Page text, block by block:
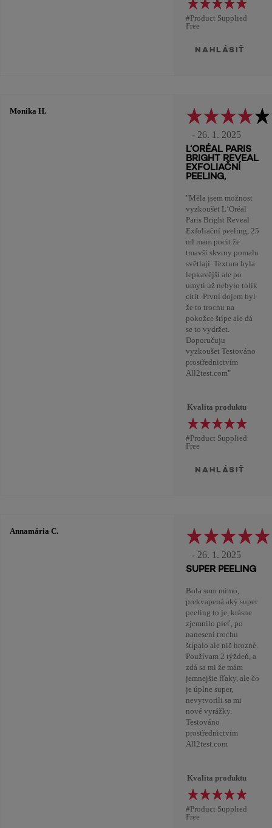
#Product Supplied
Free
NAHLÁSIŤ
Monika H.
- 26. 1. 2025
L‘ORÉAL PARIS
BRIGHT REVEAL
EXFOLIAČNÍ
PEELING,
"Měla jsem možnost
vyzkoušet L‘Oréal
Paris Bright Reveal
Exfoliační peeling, 25
ml mam pocit že
tmavší skvrny pomalu
světlají. Textura byla
lepkavější ale po
umytí už nebylo tolik
cítit. První dojem byl
že to trochu na
pokožce štípe ale dá
se to vydržet.
Doporučuju
vyzkoušet Testováno
prostřednictvím
All2test.com"
Kvalita produktu
#Product Supplied
Free
NAHLÁSIŤ
Annamária C.
- 26. 1. 2025
SUPER PEELING
Bola som mimo,
prekvapená aký super
peeling to je, krásne
zjemnilo pleť, po
nanesení trochu
štípalo ale nič hrozné.
Používam 2 týždeň, a
zdá sa mi že mám
jemnejšie fľaky, ale čo
je úplne super,
nevytvorili sa mi
nové vyrážky.
Testováno
prostřednictvím
All2test.com
Kvalita produktu
#Product Supplied
Free